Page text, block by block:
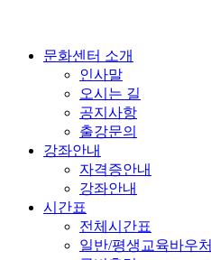
문화센터 소개
인사말
오시는 길
공지사항
출강문의
강좌안내
자격증안내
강좌안내
시간표
전체시간표
일반/평생교육바우처